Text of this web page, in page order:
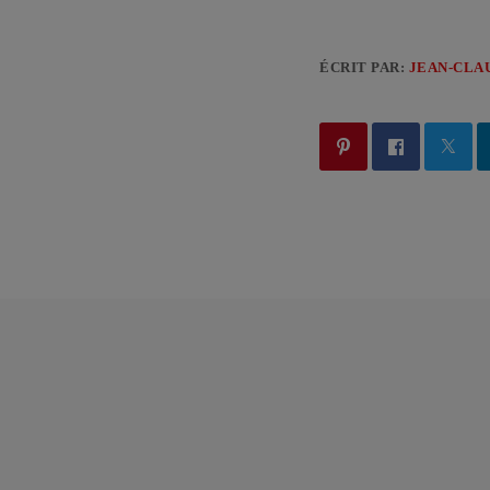
ÉCRIT PAR: JEAN-